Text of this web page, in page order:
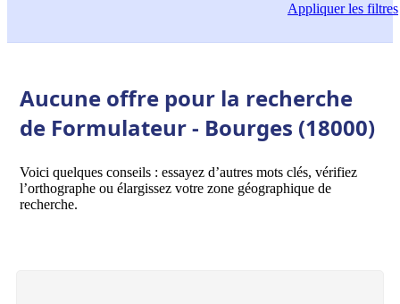
Appliquerles filtres
Aucune offre pour la recherche
de Formulateur - Bourges (18000)
Voici quelques conseils : essayez d’autres mots clés, vérifiez
l’orthographe ou élargissez votre zone géographique de
recherche.